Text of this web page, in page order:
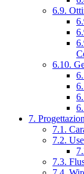
6.9.
6.10.
7.
7.1.
7.2.
7.3.